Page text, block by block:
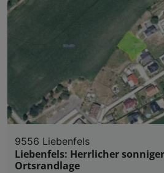
9556 Liebenfels
Liebenfels: Herrlicher
Ortsrandlage